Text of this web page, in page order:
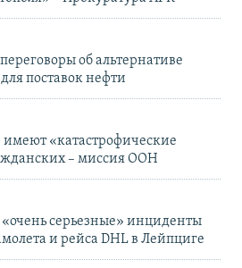
об альтернативе
поставок нефти
«катастрофические
– миссия ООН
«очень серьезные» инциденты
и рейса DHL в Лейпциге